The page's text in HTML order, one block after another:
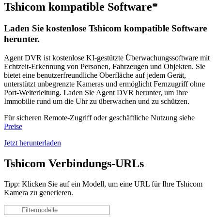
Tshicom kompatible Software*
Laden Sie kostenlose Tshicom kompatible Software
herunter.
Agent DVR ist kostenlose KI-gestützte Überwachungssoftware mit
Echtzeit-Erkennung von Personen, Fahrzeugen und Objekten. Sie
bietet eine benutzerfreundliche Oberfläche auf jedem Gerät,
unterstützt unbegrenzte Kameras und ermöglicht Fernzugriff ohne
Port-Weiterleitung. Laden Sie Agent DVR herunter, um Ihre
Immobilie rund um die Uhr zu überwachen und zu schützen.
Für sicheren Remote-Zugriff oder geschäftliche Nutzung siehe
Preise
Jetzt herunterladen
Tshicom Verbindungs-URLs
Tipp: Klicken Sie auf ein Modell, um eine URL für Ihre Tshicom
Kamera zu generieren.